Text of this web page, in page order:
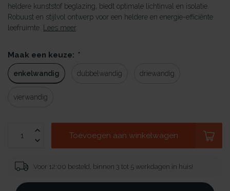
heldere kunststof beglazing, biedt optimale lichtinval en isolatie.
Robuust en stijlvol ontwerp voor een heldere en energie-efficiënte
leefruimte.
Lees meer.
Maak een keuze: *
enkelwandig dubbelwandig driewandig
vierwandig
Toevoegen aan winkelwagen
Voor 12:00 besteld, binnen 3 tot 5 werkdagen in huis!